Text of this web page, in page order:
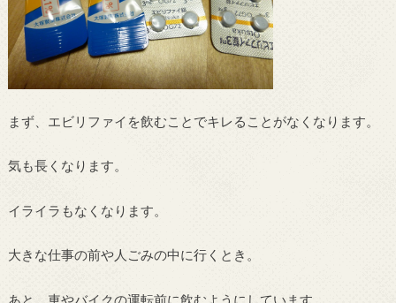
まず、エビリファイを飲むことでキレることがなくなります。
気も長くなります。
イライラもなくなります。
大きな仕事の前や人ごみの中に行くとき。
あと、車やバイクの運転前に飲むようにしています。